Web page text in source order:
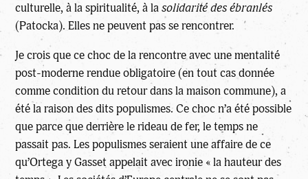
culturelle, à la spiritualité, à lasolidarité des ébranlés
(Patocka). Elles ne peuvent pas se rencontrer.
Je crois que ce choc de la rencontre avec une mentalité
post-moderne rendue obligatoire (en tout cas donnée
comme condition du retour dans la maison commune), a
été la raison des dits populismes. Ce choc n’a été possible
que parce que derrière le rideau de fer, le temps ne
passait pas. Les populismes seraient une affaire de ce
qu’Ortega y Gasset appelait avec ironie « la hauteur des